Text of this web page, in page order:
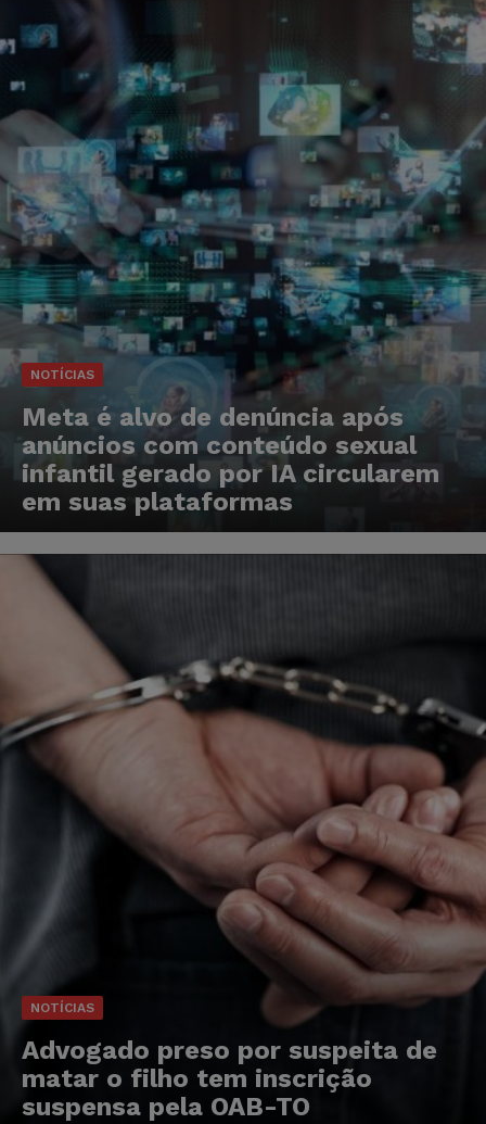
NOTÍCIAS
Meta é alvo de denúncia após
anúncios com conteúdo sexual
infantil gerado por IA circularem
em suas plataformas
NOTÍCIAS
Advogado preso por suspeita de
matar o filho tem inscrição
suspensa pela OAB-TO